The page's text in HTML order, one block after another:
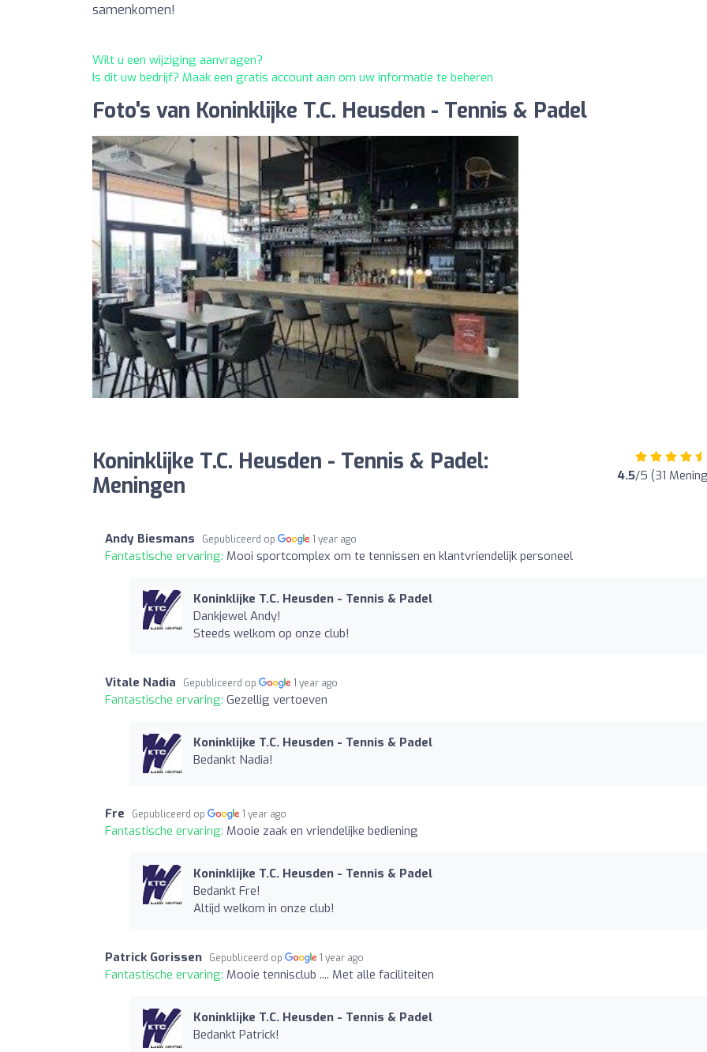
samenkomen!
Wilt u een wijziging aanvragen?
Is dit uw bedrijf? Maak een gratis account aan om uw informatie te beheren
Foto's van Koninklijke T.C. Heusden - Tennis & Padel
Koninklijke T.C. Heusden - Tennis & Padel:
Meningen
4.5/5 (31
Andy Biesmans Gepubliceerd op 1 year ago
Fantastische ervaring: Mooi sportcomplex om te tennissen en klantvriendelijk personeel
Koninklijke T.C. Heusden - Tennis & Padel
Dankjewel Andy!
Steeds welkom op onze club!
Vitale Nadia Gepubliceerd op 1 year ago
Fantastische ervaring: Gezellig vertoeven
Koninklijke T.C. Heusden - Tennis & Padel
Bedankt Nadia!
Fre Gepubliceerd op 1 year ago
Fantastische ervaring: Mooie zaak en vriendelijke bediening
Koninklijke T.C. Heusden - Tennis & Padel
Bedankt Fre!
Altijd welkom in onze club!
Patrick Gorissen Gepubliceerd op 1 year ago
Fantastische ervaring: Mooie tennisclub .... Met alle faciliteiten
Koninklijke T.C. Heusden - Tennis & Padel
Bedankt Patrick!